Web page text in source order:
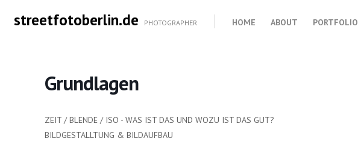
streetfotoberlin.de PHOTOGRAPHER HOME ABOUT PORTFOLIO
Grundlagen
ZEIT / BLENDE / ISO - WAS IST DAS UND WOZU IST DAS GUT?
BILDGESTALLTUNG & BILDAUFBAU